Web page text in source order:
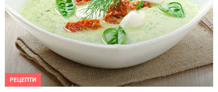
РЕЦЕПТИ